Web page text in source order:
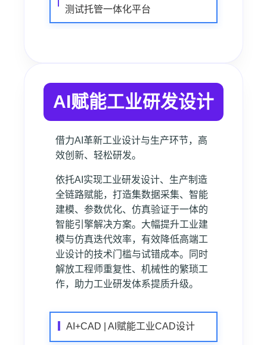
测试托管一体化平台
AI赋能工业研发设计
借力AI革新工业设计与生产环节，高
效创新、轻松研发。
依托AI实现工业研发设计、生产制造
全链路赋能，打造集数据采集、智能
建模、参数优化、仿真验证于一体的
智能引擎解决方案。大幅提升工业建
模与仿真迭代效率，有效降低高端工
业设计的技术门槛与试错成本。同时
解放工程师重复性、机械性的繁琐工
作，助力工业研发体系提质升级。
AI+CAD | AI赋能工业CAD设计